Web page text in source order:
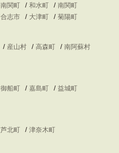
南関町 / 和水町 / 南関町
合志市 / 大津町 / 菊陽町
/ 産山村 / 高森町 / 南阿蘇村
御船町 / 嘉島町 / 益城町
芦北町 / 津奈木町